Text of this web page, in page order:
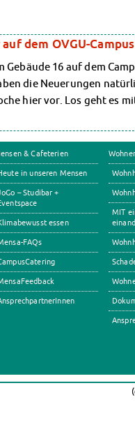
dem OVGU-Campus
Gebäude 16 auf dem
die Neuerungen
hier vor. Los geht es
& Cafeterien
in unseren Mensen
– Studibar +
essen
FAQs
MIT